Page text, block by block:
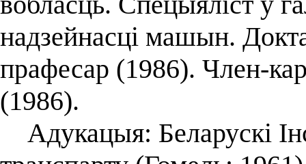
надзейнасці машын.
прафесар (1986). Член-
(1986).
Адукацыя: Беларускі